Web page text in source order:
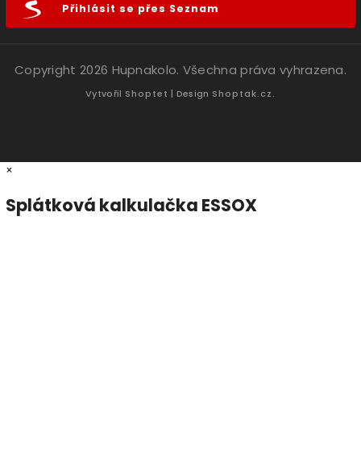
Přihlásit se přes Seznam
Copyright 2026 Hupnakolo. Všechna práva vyhrazena.
Vytvořil Shoptet | Design Shoptak.cz.
×
Splátková kalkulačka ESSOX